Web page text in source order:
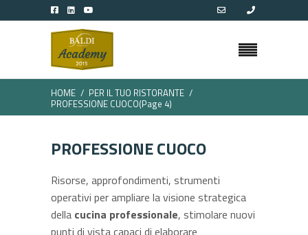
HOME
PER IL TUO RISTORANTE
PROFESSIONE CUOCO(Page 4)
PROFESSIONE CUOCO
Risorse, approfondimenti, strumenti
operativi per ampliare la visione strategica
della cucina professionale, stimolare nuovi
punti di vista capaci di elaborare